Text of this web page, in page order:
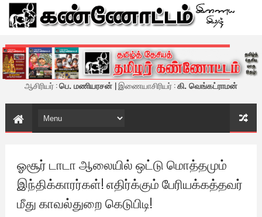
கண்ணோட்டம் - இணைய இதழ்
ஆசிரியர் :பெ. மணியரசன் | இணையாசிரியர் :கி. வெங்கட்ராமன்
ஓசூர் டாடா ஆலையில் ஒட்டு மொத்தமும்
இந்திக்காரர்கள்! எதிர்க்கும் பேரியக்கத்தவர்
மீது காவல்துறை கெடுபிடி!